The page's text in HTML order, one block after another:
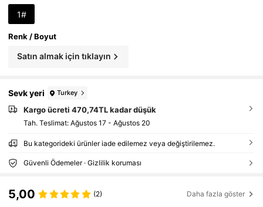
1#
Renk / Boyut
Satın almak için tıklayın
Sevk yeri Turkey
Kargo ücreti 470,74TL kadar düşük
Tah. Teslimat: Ağustos 17 - Ağustos 20
Bu kategorideki ürünler iade edilemez veya değiştirilemez.
Güvenli Ödemeler · Gizlilik koruması
5,00 (2) Daha fazla göster